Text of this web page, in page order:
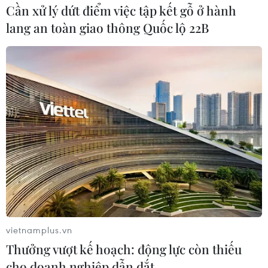
Hàn Quốc tăng nặng hình phạt đối với tội
phạm deepfake khiêu dâm
23/09/2024 11:04
Ngày 23/9, Ủy ban Bình đẳng giới và gia đình của
Quốc hội Hàn Quốc đã thông qua dự luật sửa đổi
nhằm áp dụng hình phạt nghiêm khắc hơn đối với tội
phạm tình dục sử dụng deepfake
Cần xử lý dứt điểm việc tập kết gỗ ở hành
lang an toàn giao thông Quốc lộ 22B
vietnamplus.vn
Thưởng vượt kế hoạch: động lực còn thiếu